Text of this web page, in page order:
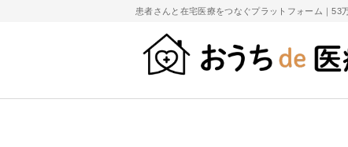
患者さんと在宅医療をつなぐプラットフォーム｜53